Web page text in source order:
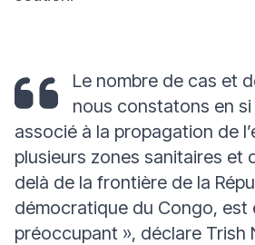
Le nombre de cas et
nous constatons en
associé à la propagation de
plusieurs zones sanitaires et
delà de la frontière de la
démocratique du Congo, est
préoccupant », déclare Trish